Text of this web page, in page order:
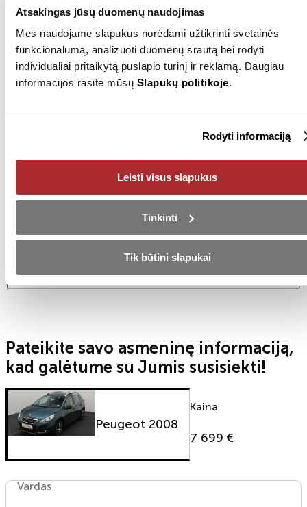
Atsakingas jūsų duomenų naudojimas
Mes naudojame slapukus norėdami užtikrinti svetainės
funkcionalumą, analizuoti duomenų srautą bei rodyti
individualiai pritaikytą puslapio turinį ir reklamą. Daugiau
informacijos rasite mūsų Slapukų politikoje.
Rodyti informaciją
Leisti visus slapukus
Tinkinti
Tik būtini slapukai
Valstybinis numerisOP3319
Pardavėjas
Rodyti numerį
Pasinaudokite ypatingu
Arba įsigykite automobilį mokėdami pilną sumą iš karto!
Pateikite savo asmeninę informaciją,
kad galėtume su Jumis susisiekti!
Peugeot 2008
Kaina
7 699 €
Vardas